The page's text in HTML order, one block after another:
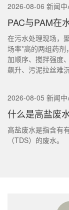
2026-08-06 新闻
PAC与PAM在
在污水处理现场，
场率*高的两组药剂
加顺序、搅拌强度
飙升、污泥拉丝难
2026-08-05 新闻
什么是高盐废水
高盐废水是指含有
（TDS）的废水。